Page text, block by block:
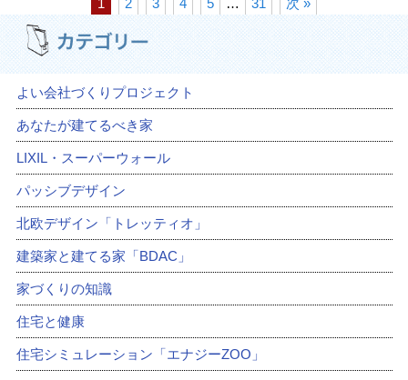
よい会社づくりプロジェクト
あなたが建てるべき家
LIXIL・スーパーウォール
パッシブデザイン
北欧デザイン「トレッティオ」
建築家と建てる家「BDAC」
家づくりの知識
住宅と健康
住宅シミュレーション「エナジーZOO」